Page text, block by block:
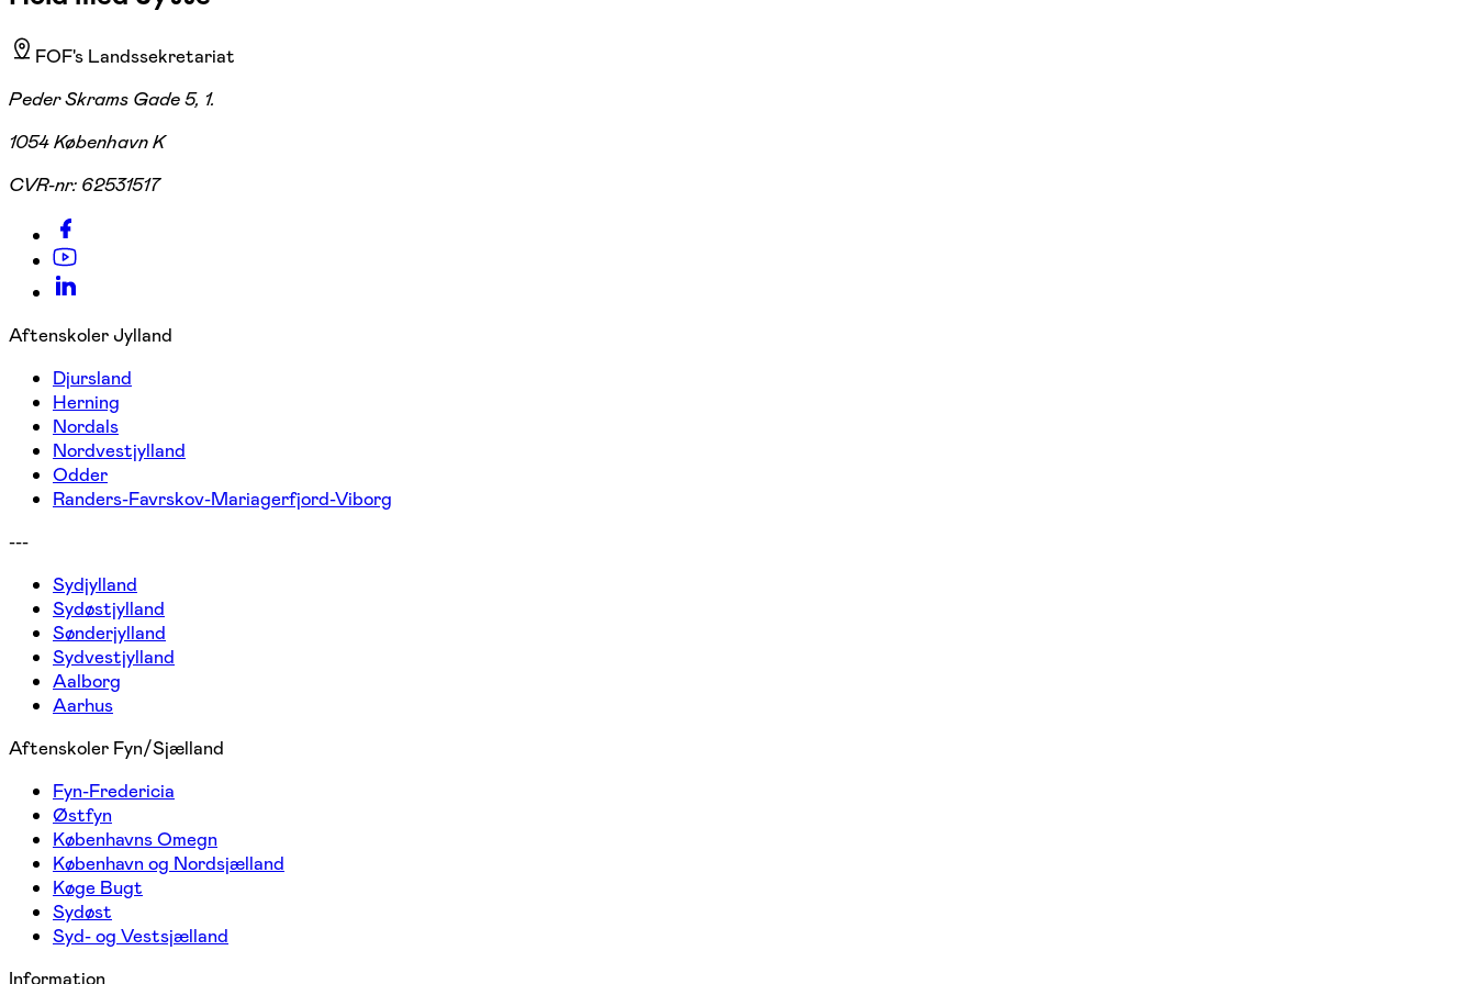
FOF's Landssekretariat
Peder Skrams Gade 5, 1.
1054 København K
CVR-nr: 62531517
Aftenskoler Jylland
Djursland
Herning
Nordals
Nordvestjylland
Odder
Randers-Favrskov-Mariagerfjord-Viborg
---
Sydjylland
Sydøstjylland
Sønderjylland
Sydvestjylland
Aalborg
Aarhus
Aftenskoler Fyn/Sjælland
Fyn-Fredericia
Østfyn
Københavns Omegn
København og Nordsjælland
Køge Bugt
Sydøst
Syd- og Vestsjælland
Information